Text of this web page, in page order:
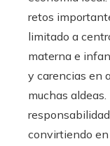
retos
limitado a
materna e
y carencias en
muchas
convirtiendo